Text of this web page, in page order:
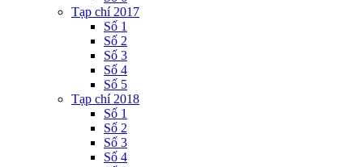
Tạp chí 2017
Số 1
Số 2
Số 3
Số 4
Số 5
Tạp chí 2018
Số 1
Số 2
Số 3
Số 4